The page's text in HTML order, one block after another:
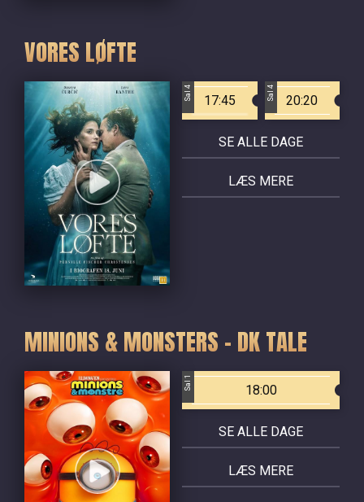
VORES LØFTE
Sal 4 17:45 Sal 4 20:20
SE ALLE DAGE
LÆS MERE
MINIONS & MONSTERS - DK TALE
Sal 1 18:00
SE ALLE DAGE
LÆS MERE